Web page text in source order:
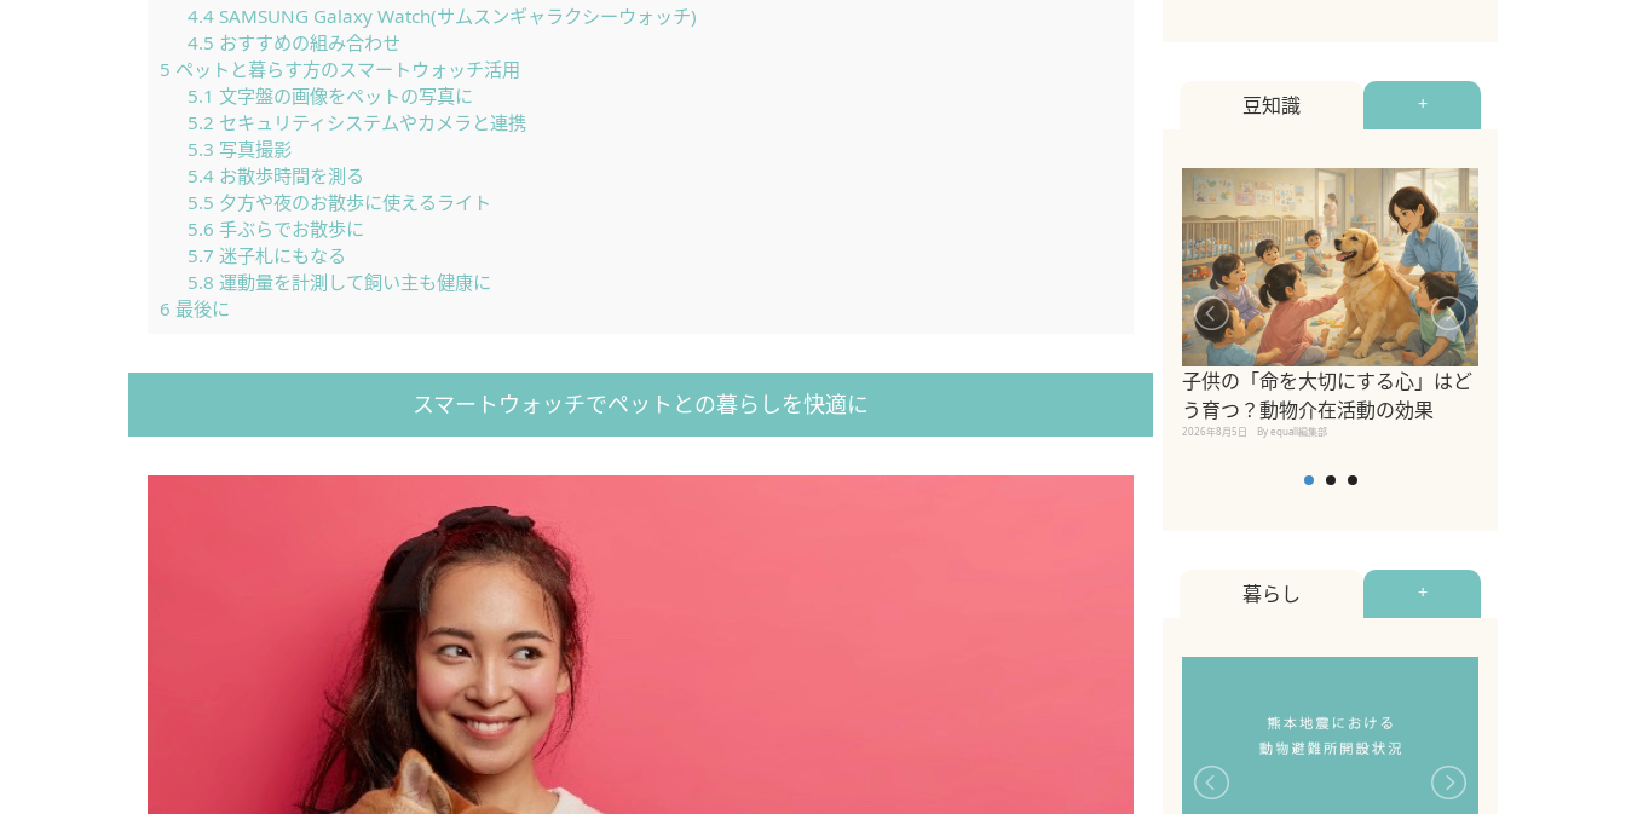
4.4SAMSUNG Galaxy Watch(サムスンギャラクシーウォッチ)
4.5 おすすめの組み合わせ
5 ペットと暮らす方のスマートウォッチ活用
5.1 文字盤の画像をペットの写真に
5.2 セキュリティシステムやカメラと連携
5.3 写真撮影
5.4お散歩時間を測る
5.5 夕方や夜のお散歩に使えるライト
5.6 手ぶらでお散歩に
5.7 迷子札にもなる
5.8 運動量を計測して飼い主も健康に
6 最後に
スマートウォッチでペットとの暮らしを快適に
豆知識 +
子供の「命を大切にする心」はど
う育つ？動物介在活動の効果
2026年8月5日 By equall編集部
暮らし +